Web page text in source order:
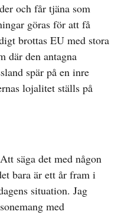
och får tjäna som
göras för att få
brottas EU med stora
där den antagna
spär på en inre
lojalitet ställs på
säga det med någon
bara är ett år fram i
situation. Jag
med